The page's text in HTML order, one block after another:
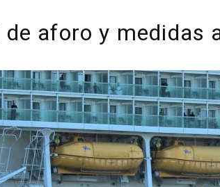
de aforo y medidas